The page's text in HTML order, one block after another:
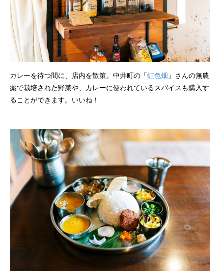
カレーを待つ間に、店内を散策。中井町の「虹色畑 」さんの無農
薬で栽培された野菜や、カレーに使われているスパイスも購入す
ることができます。いいね！